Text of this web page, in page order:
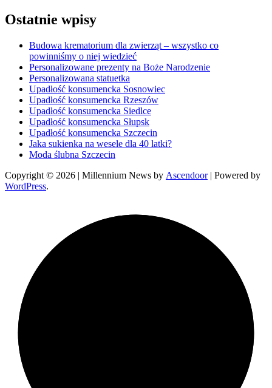
Ostatnie wpisy
Budowa krematorium dla zwierząt – wszystko co
powinniśmy o niej wiedzieć
Personalizowane prezenty na Boże Narodzenie
Personalizowana statuetka
Upadłość konsumencka Sosnowiec
Upadłość konsumencka Rzeszów
Upadłość konsumencka Siedlce
Upadłość konsumencka Słupsk
Upadłość konsumencka Szczecin
Jaka sukienka na wesele dla 40 latki?
Moda ślubna Szczecin
Copyright © 2026 | Millennium News by Ascendoor| Powered by
WordPress.